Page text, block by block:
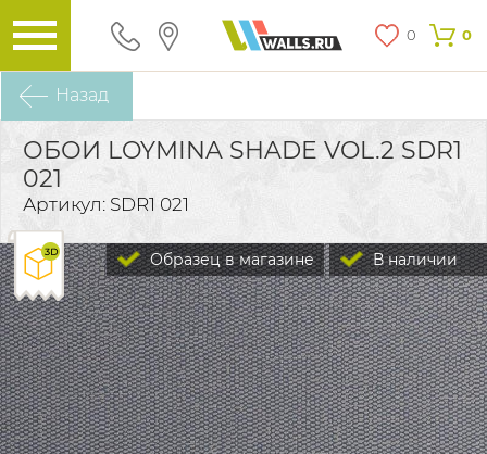
0 0
Назад
ОБОИ LOYMINA SHADE VOL.2 SDR1
021
Артикул: SDR1 021
В наличии
Образец в магазине